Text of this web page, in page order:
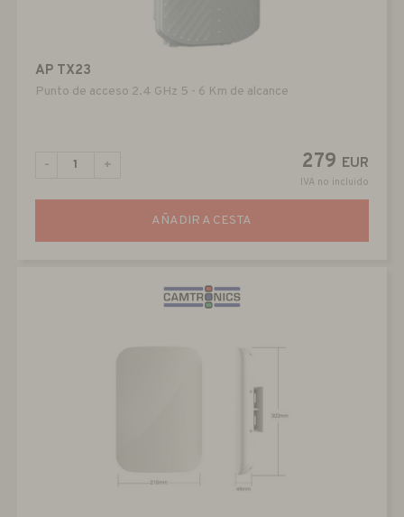
AP TX23
Punto de acceso 2.4 GHz 5 - 6 Km de alcance
279 EUR
IVA no incluido
- +
AÑADIR A CESTA